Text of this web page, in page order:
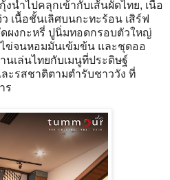
นำไปคลุกเข้ากับเส้นผัดไทย, เนื้อ
เนื้อชั้นเลิศบนกะทะร้อน เสิร์ฟ
ผงกะหรี่ ปูนิ่มทอดกรอบตัวใหญ่
ข่จนหอมมันเข้มข้น และชุดออ
นเล่นไทยกับเมนูที่ประดิษฐ์
ะรสชาติตามตำรับชาววัง ที่
ร